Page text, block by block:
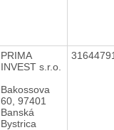
PRIMA
INVEST s.r.o.
Bakossova
60, 97401
Banská
Bystrica